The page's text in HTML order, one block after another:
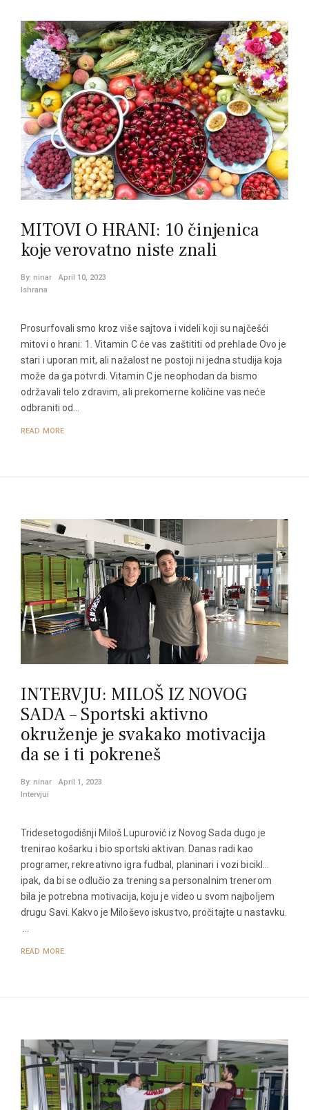
MITOVI O HRANI: 10 činjenica
koje verovatno niste znali
By: ninar
April 10, 2023
Ishrana
Prosurfovali smo kroz više sajtova i videli koji su najčešći
mitovi o hrani: 1. Vitamin C će vas zaštititi od prehlade Ovo je
stari i uporan mit, ali nažalost ne postoji ni jedna studija koja
može da ga potvrdi. Vitamin C je neophodan da bismo
održavali telo zdravim, ali prekomerne količine vas neće
odbraniti od…
READ MORE
INTERVJU: MILOŠ IZ NOVOG
SADA – Sportski aktivno
okruženje je svakako motivacija
da se i ti pokreneš
By: ninar
April 1, 2023
Intervjui
Tridesetogodišnji Miloš Lupurović iz Novog Sada dugo je
trenirao košarku i bio sportski aktivan. Danas radi kao
programer, rekreativno igra fudbal, planinari i vozi bicikl…
ipak, da bi se odlučio za trening sa personalnim trenerom
bila je potrebna motivacija, koju je video u svom najboljem
drugu Savi. Kakvo je Miloševo iskustvo, pročitajte u nastavku.
READ MORE